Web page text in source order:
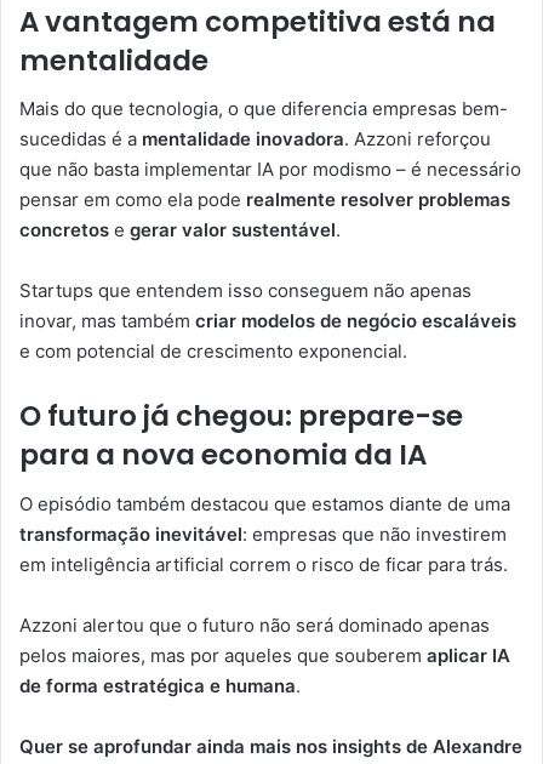
A vantagem competitiva está na
mentalidade
Mais do que tecnologia, o que diferencia empresas bem-
sucedidas é a mentalidade inovadora. Azzoni reforçou
que não basta implementar IA por modismo – é necessário
pensar em como ela pode realmente resolver problemas
concretos e gerar valor sustentável.
Startups que entendem isso conseguem não apenas
inovar, mas também criar modelos de negócio escaláveis
e com potencial de crescimento exponencial.
O futuro já chegou: prepare-se
para a nova economia da IA
O episódio também destacou que estamos diante de uma
transformação inevitável: empresas que não investirem
em inteligência artificial correm o risco de ficar para trás.
Azzoni alertou que o futuro não será dominado apenas
pelos maiores, mas por aqueles que souberem aplicar IA
de forma estratégica e humana.
Quer se aprofundar ainda mais nos insights de Alexandre